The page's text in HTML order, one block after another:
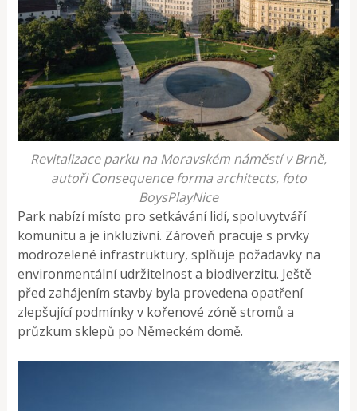
Revitalizace parku na Moravském náměstí v Brně,
autoři Consequence forma architects, foto
BoysPlayNice
Park nabízí místo pro setkávání lidí, spoluvytváří
komunitu a je inkluzivní. Zároveň pracuje s prvky
modrozelené infrastruktury, splňuje požadavky na
environmentální udržitelnost a biodiverzitu. Ještě
před zahájením stavby byla provedena opatření
zlepšující podmínky v kořenové zóně stromů a
průzkum sklepů po Německém domě.